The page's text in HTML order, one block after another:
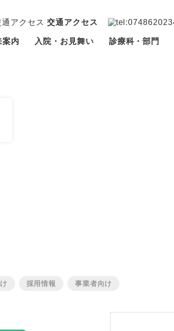
交通アクセス
案内 入院・お見舞い 診療科・部門
採用情報 事業者向け